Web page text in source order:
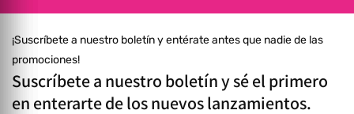
¡Suscríbete a nuestro boletín y entérate antes que nadie de las
promociones!
Suscríbete a nuestro boletín y sé el primero
en enterarte de los nuevos lanzamientos.